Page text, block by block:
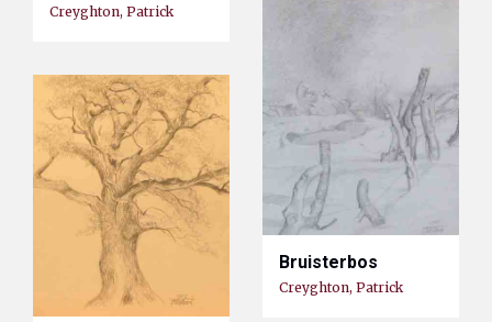
Creyghton, Patrick
Bruisterbos
Creyghton, Patrick